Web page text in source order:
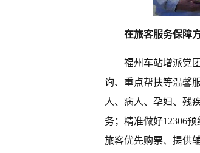
在旅客服务保障
福州车站增派党
询、重点帮扶等温馨
人、病人、孕妇、残
务；精准做好12306
旅客优先购票、提供